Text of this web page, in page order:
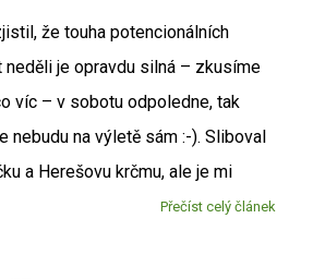
že touha potencionálních
neděli je opravdu silná – zkusíme
víc – v sobotu odpoledne, tak
nebudu na výletě sám :-). Sliboval
a Herešovu krčmu, ale je mi
Přečíst celý článek